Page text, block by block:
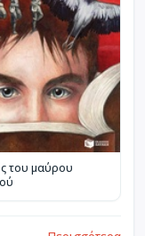
του μαύρου